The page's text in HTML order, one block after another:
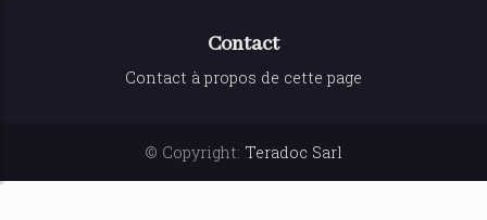
Contact
Contact à propos de cette page
© Copyright: Teradoc Sarl